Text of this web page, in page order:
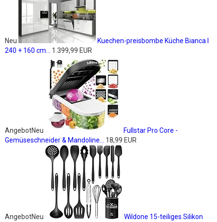
Neu
Kuechen-preisbombe Küche Bianca I
240 + 160 cm...
1.399,99 EUR
AngebotNeu
Fullstar Pro Core -
Gemüseschneider & Mandoline...
18,99 EUR
AngebotNeu
Wildone 15-teiliges Silikon